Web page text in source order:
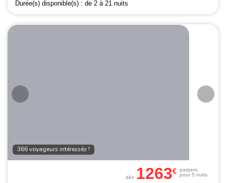
Durée(s) disponible(s) : de 2 à 21 nuits
366 voyageurs intéressés !
dès 1263€ parpers.
pour 5 nuits